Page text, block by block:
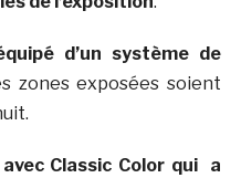
d’un système de
zones exposées soient
Classic Color qui a